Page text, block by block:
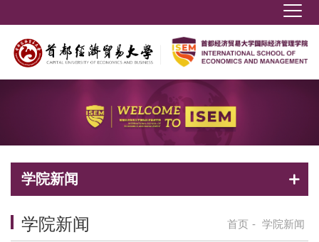
学院新闻
首页 - 学院新闻
学院新闻